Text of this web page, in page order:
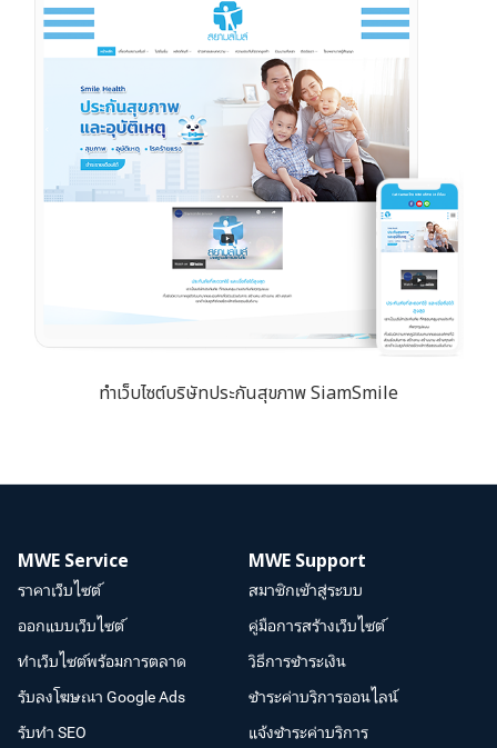
ทำเว็บไซต์บริษัทประกันสุขภาพ SiamSmile
MWE Service
ราคาเว็บไซต์
ออกแบบเว็บไซต์
ทำเว็บไซต์พร้อมการตลาด
รับลงโฆษณา Google Ads
รับทำ SEO
MWE Support
สมาชิกเข้าสู่ระบบ
คู่มือการสร้างเว็บไซต์
วิธีการชำระเงิน
ชำระค่าบริการออนไลน์
แจ้งชำระค่าบริการ